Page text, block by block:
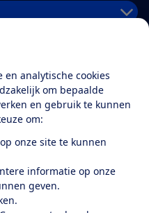
en analytische cookies
om bepaalde
en gebruik te kunnen
om:
onze site te kunnen
informatie op onze
geven.
Privacyverklaring